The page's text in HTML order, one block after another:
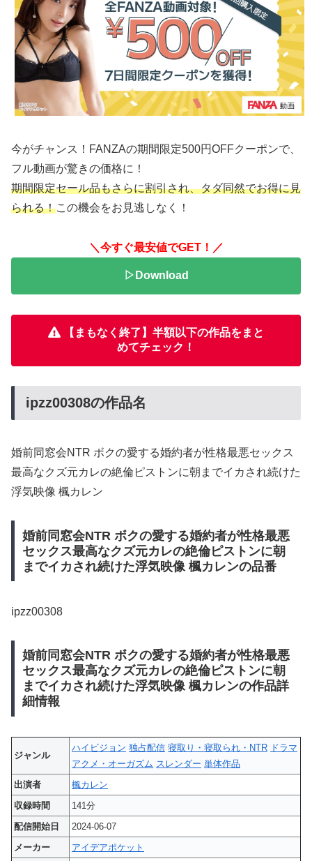
今がチャンス！FANZAの期間限定500円OFFクーポンで、
フル動画が驚きの価格に！
期間限定セール品もさらに割引され、タダ同然でお得に見
られる！この機会をお見逃しなく！
＼今すぐ最安値でGET！／
▷Download
【まもなく終了】半額以下の作品をまと
めてチェック！
ipzz00308の作品名
婚前同窓会NTR ボクの愛する婚約者が性格最悪セックス
最高なクズ元カレの絶倫ピストンに朝までイカされ続けた
浮気映像 楓カレン
婚前同窓会NTR ボクの愛する婚約者が性格最悪
セックス最高なクズ元カレの絶倫ピストンに朝
までイカされ続けた浮気映像 楓カレンの品番
ipzz00308
婚前同窓会NTR ボクの愛する婚約者が性格最悪
セックス最高なクズ元カレの絶倫ピストンに朝
までイカされ続けた浮気映像 楓カレンの作品詳
細情報
ジャンル
ハイビジョン 独占配信 寝取り・寝取られ・NTR ドラマ
アクメ・オーガズム スレンダー 単体作品
出演者
楓カレン
収録時間
141分
配信開始日
2024-06-07
メーカー
アイデアポケット